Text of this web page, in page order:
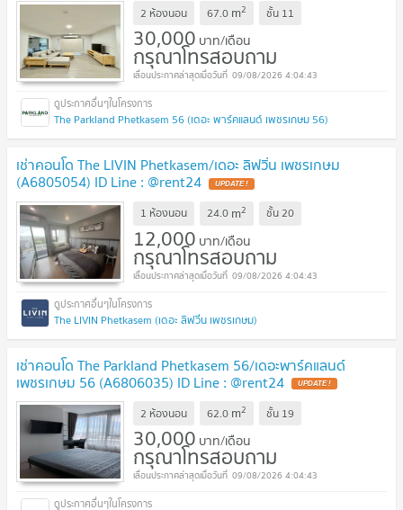
2 ห้องนอน 67.0 m2 ชั้น 11
30,000 บาท/เดือน
กรุณาโทรสอบถาม
09/08/2026 4:04:43
The Parkland Phetkasem 56 (เดอะ พาร์คแลนด์ เพชรเกษม 56)
เช่าคอนโด The LIVIN Phetkasem/เดอะ ลิฟวิ่น เพชรเกษม
(A6805054) ID Line : @rent24
1 ห้องนอน 24.0 m2 ชั้น20
12,000 บาท/เดือน
กรุณาโทรสอบถาม
09/08/2026 4:04:43
The LIVIN Phetkasem (เดอะ ลิฟวิ่น เพชรเกษม)
เช่าคอนโด The Parkland Phetkasem 56/เดอะพาร์คแลนด์
เพชรเกษม 56 (A6806035) ID Line : @rent24
2 ห้องนอน 62.0 m2 ชั้น 19
30,000 บาท/เดือน
กรุณาโทรสอบถาม
09/08/2026 4:04:43